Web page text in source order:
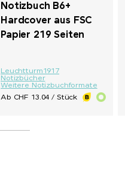
Notizbuch B6+
Hardcover aus FSC
Papier 219 Seiten
Leuchtturm1917
Notizbücher
Weitere Notizbuchformate
Ab CHF 13.04 / Stück